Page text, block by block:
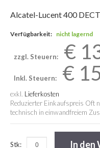
Alcatel-Lucent 400
Verfügbarkeit: nicht lagernd
zzgl. Steuern: €
Inkl. Steuern: €
exkl. Lieferkosten
Reduzierter Einkaufspreis Oft
technisch in einwandfreiem
Stk: In den